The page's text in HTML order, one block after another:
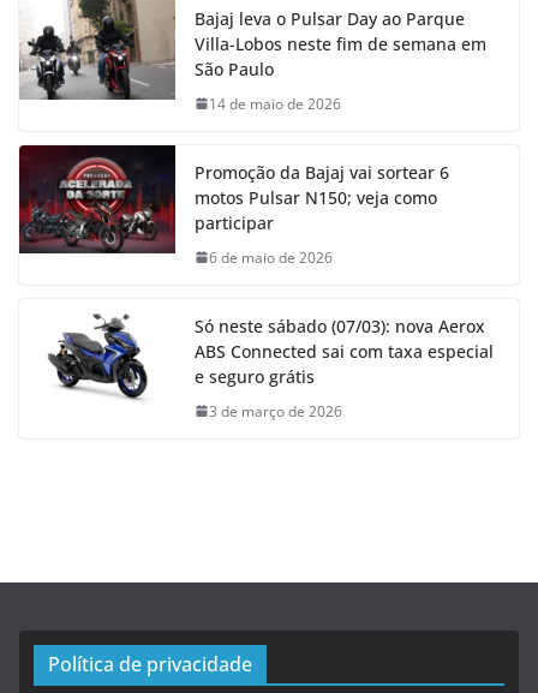
Bajaj leva o Pulsar Day ao Parque
Villa-Lobos neste fim de semana em
São Paulo
14 de maio de 2026
Promoção da Bajaj vai sortear 6
motos Pulsar N150; veja como
participar
6 de maio de 2026
Só neste sábado (07/03): nova Aerox
ABS Connected sai com taxa especial
e seguro grátis
3 de março de 2026
Política de privacidade